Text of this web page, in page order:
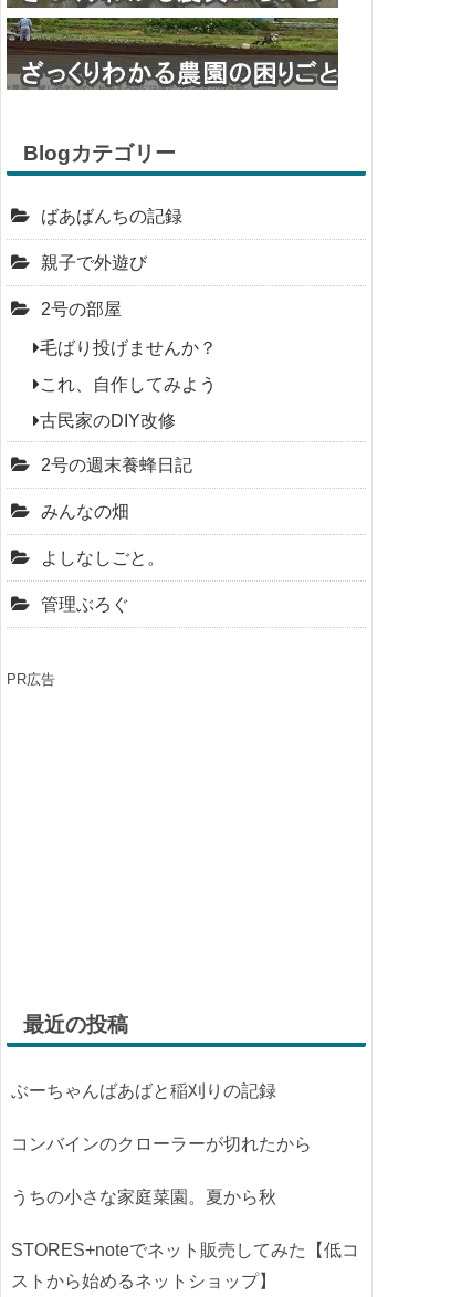
Blogカテゴリー
ばあばんちの記録
親子で外遊び
2号の部屋
毛ばり投げませんか？
これ、自作してみよう
古民家のDIY改修
2号の週末養蜂日記
みんなの畑
よしなしごと。
管理ぶろぐ
PR広告
最近の投稿
ぶーちゃんばあばと稲刈りの記録
コンバインのクローラーが切れたから
うちの小さな家庭菜園。夏から秋
STORES+noteでネット販売してみた【低コ
ストから始めるネットショップ】